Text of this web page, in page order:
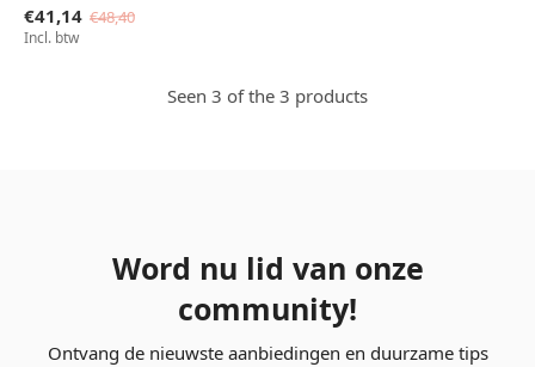
€41,14 €48,40
Incl. btw
Seen 3 of the 3 products
Word nu lid van onze
community!
Ontvang de nieuwste aanbiedingen en duurzame tips